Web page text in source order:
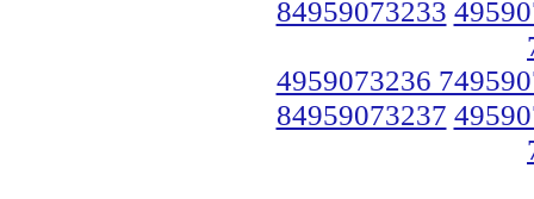
84959073233
4959073236
84959073237